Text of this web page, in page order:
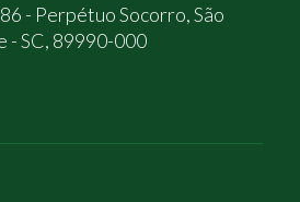
- Perpétuo Socorro, São
- SC, 89990-000